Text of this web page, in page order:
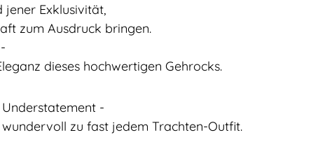
jener Exklusivität,
zum Ausdruck bringen.
dieses hochwertigen Gehrocks.
-
zu fast jedem Trachten-Outfit.